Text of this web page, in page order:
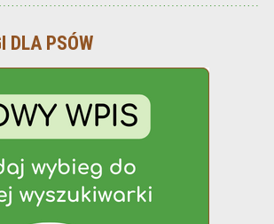
DLA PSÓW